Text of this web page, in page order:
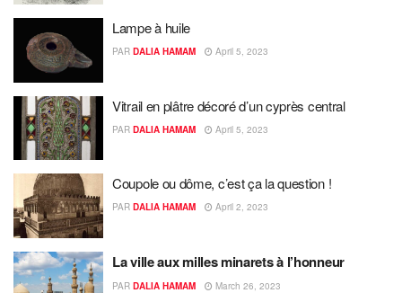
Lampe à huile
PAR DALIA HAMAM April 5, 2023
Vitrail en plâtre décoré d’un cyprès central
PAR DALIA HAMAM April 5, 2023
Coupole ou dôme, c’est ça la question !
PAR DALIA HAMAM April 2, 2023
La ville aux milles minarets à l’honneur
PAR DALIA HAMAM March 26, 2023